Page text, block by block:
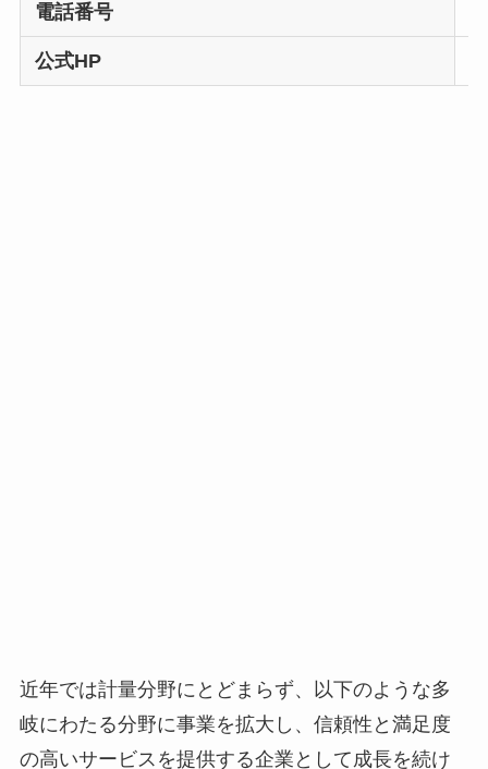
電話番号
公式HP
近年では計量分野にとどまらず、以下のような多
岐にわたる分野に事業を拡大し、信頼性と満足度
の高いサービスを提供する企業として成長を続け